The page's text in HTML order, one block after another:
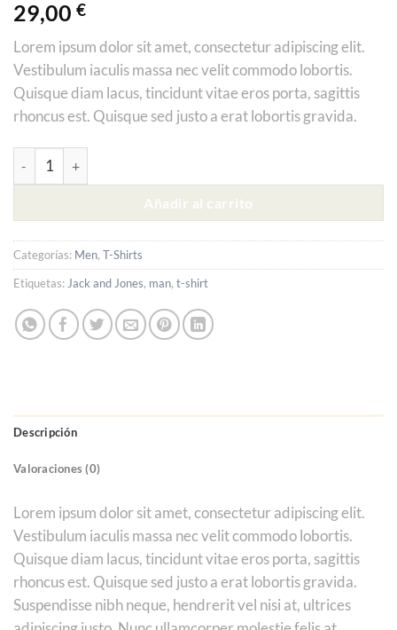
29,00 €
Lorem ipsum dolor sit amet, consectetur adipiscing elit.
Vestibulum iaculis massa nec velit commodo lobortis.
Quisque diam lacus, tincidunt vitae eros porta, sagittis
rhoncus est. Quisque sed justo a erat lobortis gravida.
Randal Tee Jack & Jones cantidad
Añadir al carrito
Alternative:
Categorías: Men, T-Shirts
Etiquetas: Jack and Jones, man, t-shirt
Descripción
Valoraciones (0)
Lorem ipsum dolor sit amet, consectetur adipiscing elit.
Vestibulum iaculis massa nec velit commodo lobortis.
Quisque diam lacus, tincidunt vitae eros porta, sagittis
rhoncus est. Quisque sed justo a erat lobortis gravida.
Suspendisse nibh neque, hendrerit vel nisi at, ultrices